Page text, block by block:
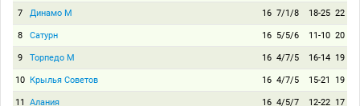
7 Динамо М 16 7/1/8 18-25 22
8 Сатурн 16 5/5/6 11-10 20
9 Торпедо М 16 4/7/5 16-14 19
10 Крылья Советов 16 4/7/5 15-21 19
11 Алания 16 4/5/7 12-22 17